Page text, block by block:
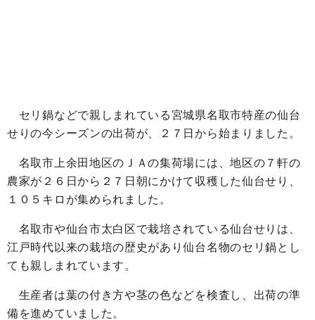
セリ鍋などで親しまれている宮城県名取市特産の仙台
せりの今シーズンの出荷が、２７日から始まりました。
名取市上余田地区のＪＡの集荷場には、地区の７軒の
農家が２６日から２７日朝にかけて収穫した仙台せり、
１０５キロが集められました。
名取市や仙台市太白区で栽培されている仙台せりは、
江戸時代以来の栽培の歴史があり仙台名物のセリ鍋とし
ても親しまれています。
生産者は葉の付き方や茎の色などを検査し、出荷の準
備を進めていました。